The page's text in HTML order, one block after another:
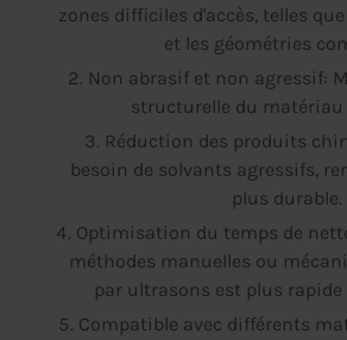
zones difficiles d'accès, telles
et les géométries
Non abrasif et non agressif:
structurelle du matériau
Réduction des produits
besoin de solvants agressifs,
plus durable.
Optimisation du temps de
méthodes manuelles ou
par ultrasons est plus rapide
Compatible avec différents